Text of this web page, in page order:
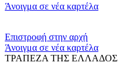
Άνοιγμα σε νέα καρτέλα
Επιστροφή στην αρχή
Άνοιγμα σε νέα καρτέλα
ΤΡΑΠΕΖΑ ΤΗΣ ΕΛΛΑΔΟΣ